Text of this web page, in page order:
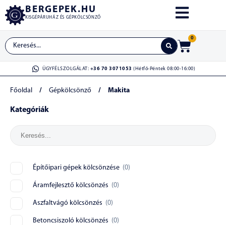
BERGEPEK.HU
KISGÉPÁRUHÁZ ÉS GÉPKÖLCSÖNZŐ
0
ÜGYFÉLSZOLGÁLAT: +36 70 3071053 (Hétfő-Péntek 08:00-16:00)
Főoldal / Gépkölcsönző / Makita
Kategóriák
Építőipari gépek kölcsönzése (0)
Áramfejlesztő kölcsönzés (0)
Aszfaltvágó kölcsönzés (0)
Betoncsiszoló kölcsönzés (0)